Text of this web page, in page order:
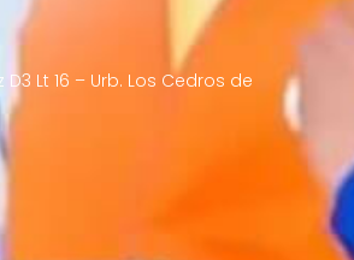
Lt 16 – Urb. Los Cedros de